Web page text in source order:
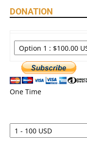
DONATION
One Time